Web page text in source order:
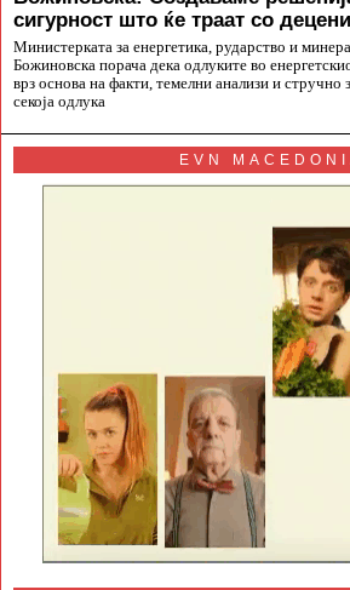
сигурност што ќе траат со
Министерката за енергетика, рударство и
Божиновска порача дека одлуките во
врз основа на факти, темелни анализи и стручно
секоја одлука
EVN